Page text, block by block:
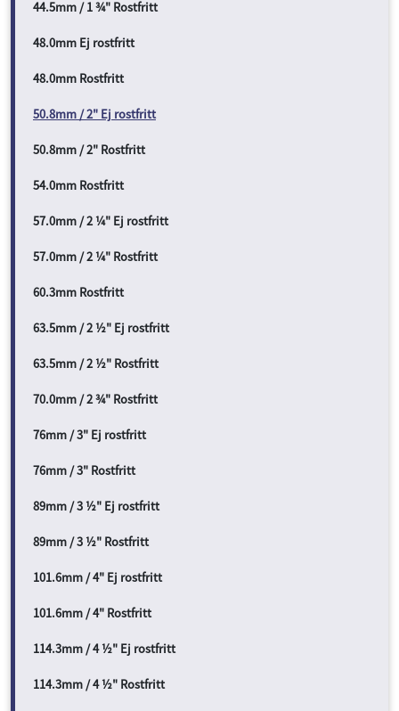
44.5mm / 1 ¾" Rostfritt
48.0mm Ej rostfritt
48.0mm Rostfritt
50.8mm / 2" Ej rostfritt
50.8mm / 2" Rostfritt
54.0mm Rostfritt
57.0mm / 2 ¼" Ej rostfritt
57.0mm / 2 ¼" Rostfritt
60.3mm Rostfritt
63.5mm / 2 ½" Ej rostfritt
63.5mm / 2 ½" Rostfritt
70.0mm / 2 ¾" Rostfritt
76mm / 3" Ej rostfritt
76mm / 3" Rostfritt
89mm / 3 ½" Ej rostfritt
89mm / 3 ½" Rostfritt
101.6mm / 4" Ej rostfritt
101.6mm / 4" Rostfritt
114.3mm / 4 ½" Ej rostfritt
114.3mm / 4 ½" Rostfritt